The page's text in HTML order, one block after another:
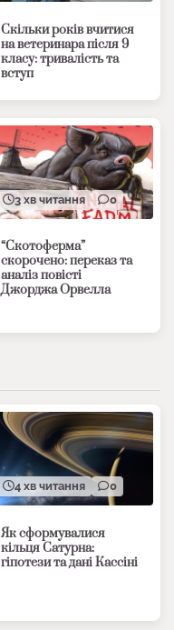
Скільки років вчитися
на ветеринара після 9
класу: тривалість та
вступ
3 хв читання 0
“Скотоферма”
скорочено: переказ та
аналіз повісті
Джорджа Орвелла
4 хв читання 0
Як сформувалися
кільця Сатурна:
гіпотези та дані Кассіні